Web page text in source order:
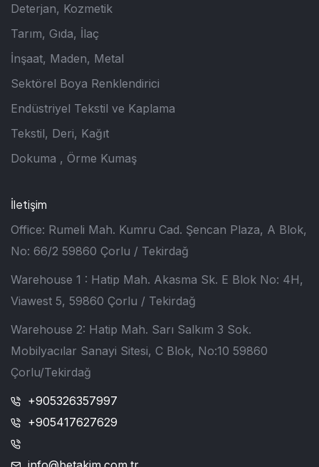
Deterjan, Kozmetik
Tarım, Gıda, İlaç
İnşaat, Maden, Metal
Sektörel Boya Renklendirici
Endüstriyel Tekstil ve Kaplama
Tekstil, Deri, Kağıt
Dokuma , Örme Kumaş
İletişim
Office: Rumeli Mah. Kumru Cad. Şencan Plaza, A Blok,
No: 66/2 59860 Çorlu / Tekirdağ
Warehouse 1 : Hatip Mah. Akasma Sk. E Blok No: 4H,
Viawest 5, 59860 Çorlu / Tekirdağ
Warehouse 2: Hatip Mah. Sarı Salkım 3 Sok.
Mobilyacılar Sanayi Sitesi, C Blok, No:10 59860
Çorlu/Tekirdağ
+905326357997
+905417627629